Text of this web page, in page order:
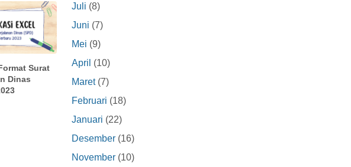
Surat
Dinas
Juli (8)
Juni (7)
Mei (9)
April (10)
Maret(7)
Februari (18)
Januari (22)
Desember (16)
November (10)